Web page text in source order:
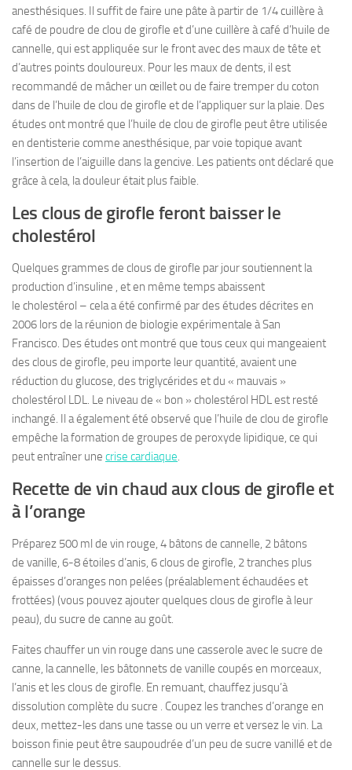
anesthésiques. Il suffit de faire une pâte à partir de 1/4 cuillère à
café de poudre de clou de girofle et d’une cuillère à café d’huile de
cannelle, qui est appliquée sur le front avec des maux de tête et
d’autres points douloureux. Pour les maux de dents, il est
recommandé de mâcher un œillet ou de faire tremper du coton
dans de l’huile de clou de girofle et de l’appliquer sur la plaie. Des
études ont montré que l’huile de clou de girofle peut être utilisée
en dentisterie comme anesthésique, par voie topique avant
l’insertion de l’aiguille dans la gencive. Les patients ont déclaré que
grâce à cela, la douleur était plus faible.
Les clous de girofle feront baisser le
cholestérol
Quelques grammes de clous de girofle par jour soutiennent la
production d’insuline , et en même temps abaissent
le cholestérol – cela a été confirmé par des études décrites en
2006 lors de la réunion de biologie expérimentale à San
Francisco. Des études ont montré que tous ceux qui mangeaient
des clous de girofle, peu importe leur quantité, avaient une
réduction du glucose, des triglycérides et du « mauvais »
cholestérol LDL. Le niveau de « bon » cholestérol HDL est resté
inchangé. Il a également été observé que l’huile de clou de girofle
empêche la formation de groupes de peroxyde lipidique, ce qui
peut entraîner une crise cardiaque.
Recette de vin chaud aux clous de girofle et
à l’orange
Préparez 500 ml de vin rouge, 4 bâtons de cannelle, 2 bâtons
de vanille, 6-8 étoiles d’anis, 6 clous de girofle, 2 tranches plus
épaisses d’oranges non pelées (préalablement échaudées et
frottées) (vous pouvez ajouter quelques clous de girofle à leur
peau), du sucre de canne au goût.
Faites chauffer un vin rouge dans une casserole avec le sucre de
canne, la cannelle, les bâtonnets de vanille coupés en morceaux,
l’anis et les clous de girofle. En remuant, chauffez jusqu’à
dissolution complète du sucre . Coupez les tranches d’orange en
deux, mettez-les dans une tasse ou un verre et versez le vin. La
boisson finie peut être saupoudrée d’un peu de sucre vanillé et de
cannelle sur le dessus.